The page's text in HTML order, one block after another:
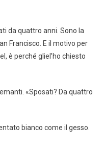
da quattro anni. Sono la
Francisco. E il motivo per
è perché gliel’ho chiesto
«Sposati? Da quattro
bianco come il gesso.